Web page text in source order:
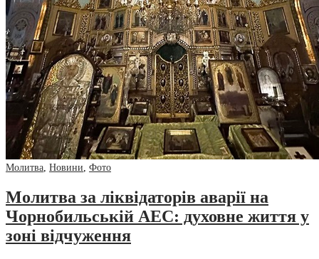
Молитва, Новини, Фото
Молитва за ліквідаторів аварії на
Чорнобильській АЕС: духовне життя у
зоні відчуження